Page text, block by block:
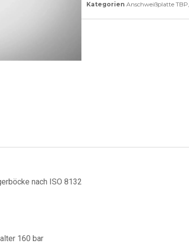
Kategorien Anschweißplatte TBP,
nach ISO 8132
160 bar